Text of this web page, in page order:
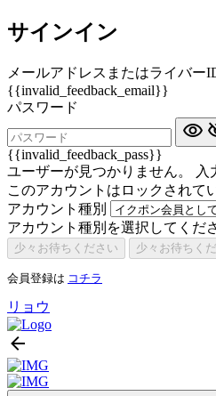
サインイン
メールアドレスまたはライバー
{{invalid_feedback_email}}
パスワード
{{invalid_feedback_pass}}
ユーザーが見つかりません。 入
このアカウントはロックされて
アカウント種別
アカウント種別を選択してくだ
少々お待ちください 少々お待ちくだ
会員登録は コチラ
リョウ